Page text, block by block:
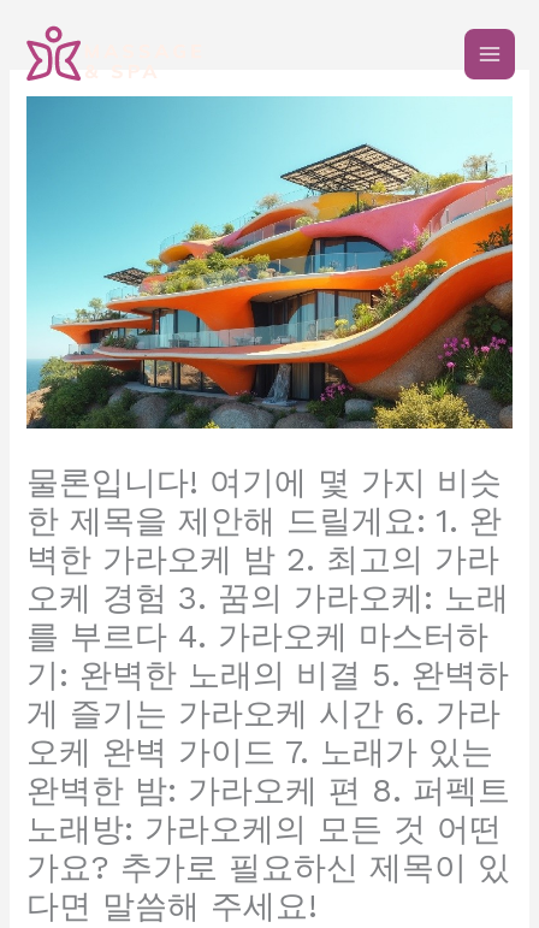
물론입니다! 여기에 몇 가지 비슷
한 제목을 제안해 드릴게요: 1. 완
벽한 가라오케 밤 2. 최고의 가라
오케 경험 3. 꿈의 가라오케: 노래
를 부르다 4. 가라오케 마스터하
기: 완벽한 노래의 비결 5. 완벽하
게 즐기는 가라오케 시간 6. 가라
오케 완벽 가이드 7. 노래가 있는
완벽한 밤: 가라오케 편 8. 퍼펙트
노래방: 가라오케의 모든 것 어떤
가요? 추가로 필요하신 제목이 있
다면 말씀해 주세요!